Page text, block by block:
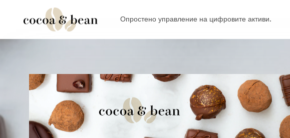
Опростено управление на цифровите активи.